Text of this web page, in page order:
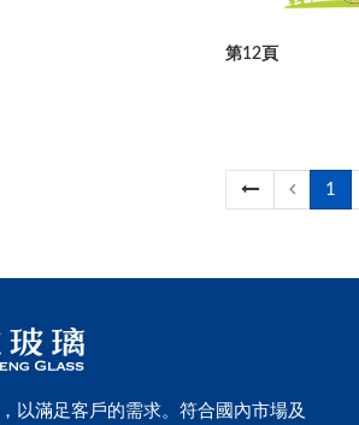
第12頁
1
以滿足客戶的需求。符合國內市場及